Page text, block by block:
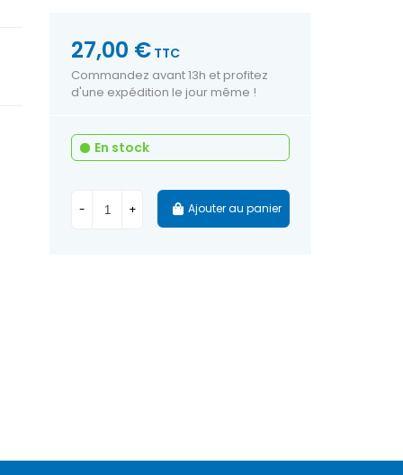
27,00 € TTC
Commandez avant 13h et profitez
d'une expédition le jour même !
En stock
- + Ajouter au panier